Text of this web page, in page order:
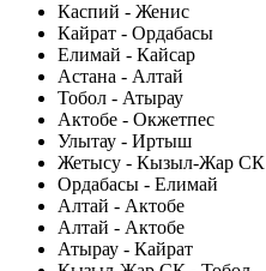
Каспий - Женис
Кайрат - Ордабасы
Елимай - Кайсар
Астана - Алтай
Тобол - Атырау
Актобе - Окжетпес
Улытау - Иртыш
Жетысу - Кызыл-Жар СК
Ордабасы - Елимай
Алтай - Актобе
Алтай - Актобе
Атырау - Кайрат